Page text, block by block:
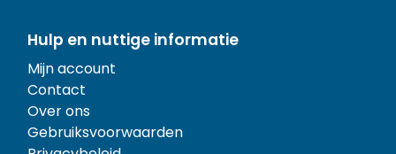
Hulp en nuttige informatie
Mijn account
Contact
Over ons
Gebruiksvoorwaarden